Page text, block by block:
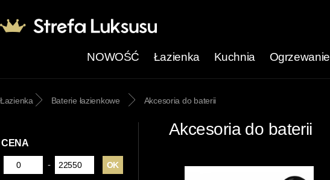
NOWOŚĆ Łazienka Kuchnia Ogrzewanie
Łazienka Baterie łazienkowe Akcesoria do baterii
CENA
-
Akcesoria do baterii